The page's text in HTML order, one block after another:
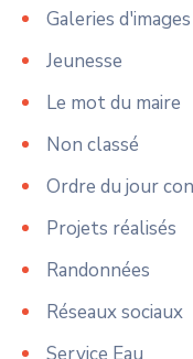
Galeries d'images
Jeunesse
Le mot du maire
Non classé
Ordre du jour
Projets réalisés
Randonnées
Réseaux sociaux
Service Eau